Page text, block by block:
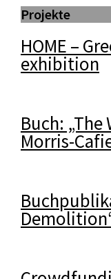
Projekte
HOME –
exhibition
Buch:
Morris-